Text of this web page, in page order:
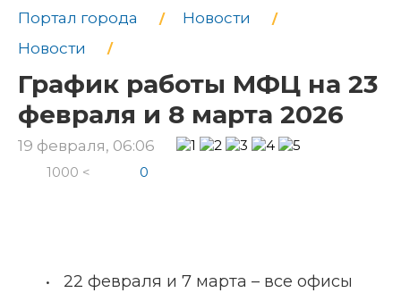
Портал города
Новости
Новости
График работы МФЦ на 23
февраля и 8 марта 2026
19 февраля, 06:06
1000 < 0
22 февраля и 7 марта – все офисы